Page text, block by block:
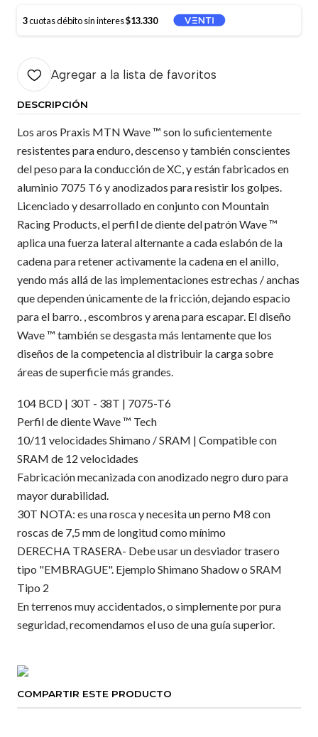
3cuotas débito sin interes$13.330
Agregar a la lista de favoritos
DESCRIPCIÓN
Los aros Praxis MTN Wave ™ son lo suficientemente
resistentes para enduro, descenso y también conscientes
del peso para la conducción de XC, y están fabricados en
aluminio 7075 T6 y anodizados para resistir los golpes.
Licenciado y desarrollado en conjunto con Mountain
Racing Products, el perfil de diente del patrón Wave ™
aplica una fuerza lateral alternante a cada eslabón de la
cadena para retener activamente la cadena en el anillo,
yendo más allá de las implementaciones estrechas / anchas
que dependen únicamente de la fricción, dejando espacio
para el barro. , escombros y arena para escapar. El diseño
Wave ™ también se desgasta más lentamente que los
diseños de la competencia al distribuir la carga sobre
áreas de superficie más grandes.
104 BCD | 30T - 38T | 7075-T6
Perfil de diente Wave ™ Tech
10/11 velocidades Shimano / SRAM | Compatible con
SRAM de 12 velocidades
Fabricación mecanizada con anodizado negro duro para
mayor durabilidad.
30T NOTA: es una rosca y necesita un perno M8 con
roscas de 7,5 mm de longitud como mínimo
DERECHA TRASERA- Debe usar un desviador trasero
tipo "EMBRAGUE". Ejemplo Shimano Shadow o SRAM
Tipo 2
En terrenos muy accidentados, o simplemente por pura
seguridad, recomendamos el uso de una guía superior.
COMPARTIR ESTE PRODUCTO